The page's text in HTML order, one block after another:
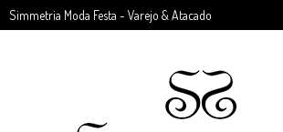
Simmetria Moda Festa - Varejo & Atacado